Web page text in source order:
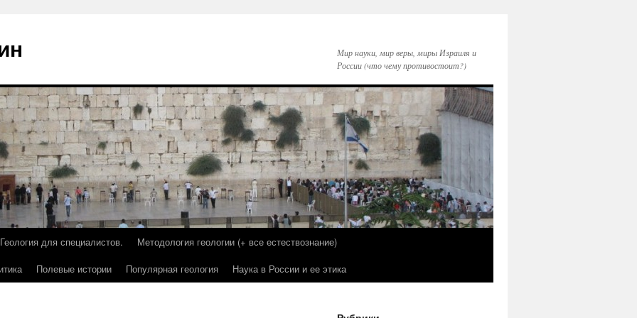
Мир науки, мир веры, миры Израиля и
России (что чему противостоит?)
Геология для специалистов.
Методология геологии (+ все естествознание)
Полевые истории Популярная геология Наука в России и ее этика